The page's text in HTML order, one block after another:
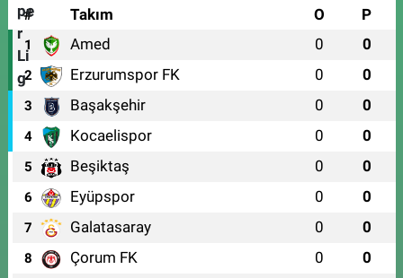
# Takım O P
1 Amed 0 0
2 Erzurumspor FK 0 0
3 Başakşehir 0 0
4 Kocaelispor 0 0
5 Beşiktaş 0 0
6 Eyüpspor 0 0
7 Galatasaray 0 0
8 Çorum FK 0 0